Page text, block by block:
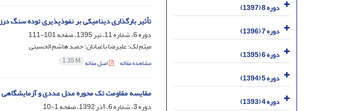
تأثیر بارگذاری دینامیکی بر نفوذپذیری توده
دوره 6، شماره 11، تیر 1395، صفحه
101-111
میثم لک؛ علیرضا باغبانان؛ حمید هاشم الحسینی
مشاهده مقاله اصل مقاله 1.35 M
مقایسه مقاومت تک محوره مدل عددی و
دوره 3، شماره 6، آذر 1392، صفحه
1-10
دوره 8 (1397)
دوره 7 (1396)
دوره 6 (1395)
دوره 5 (1394)
دوره 4 (1393)